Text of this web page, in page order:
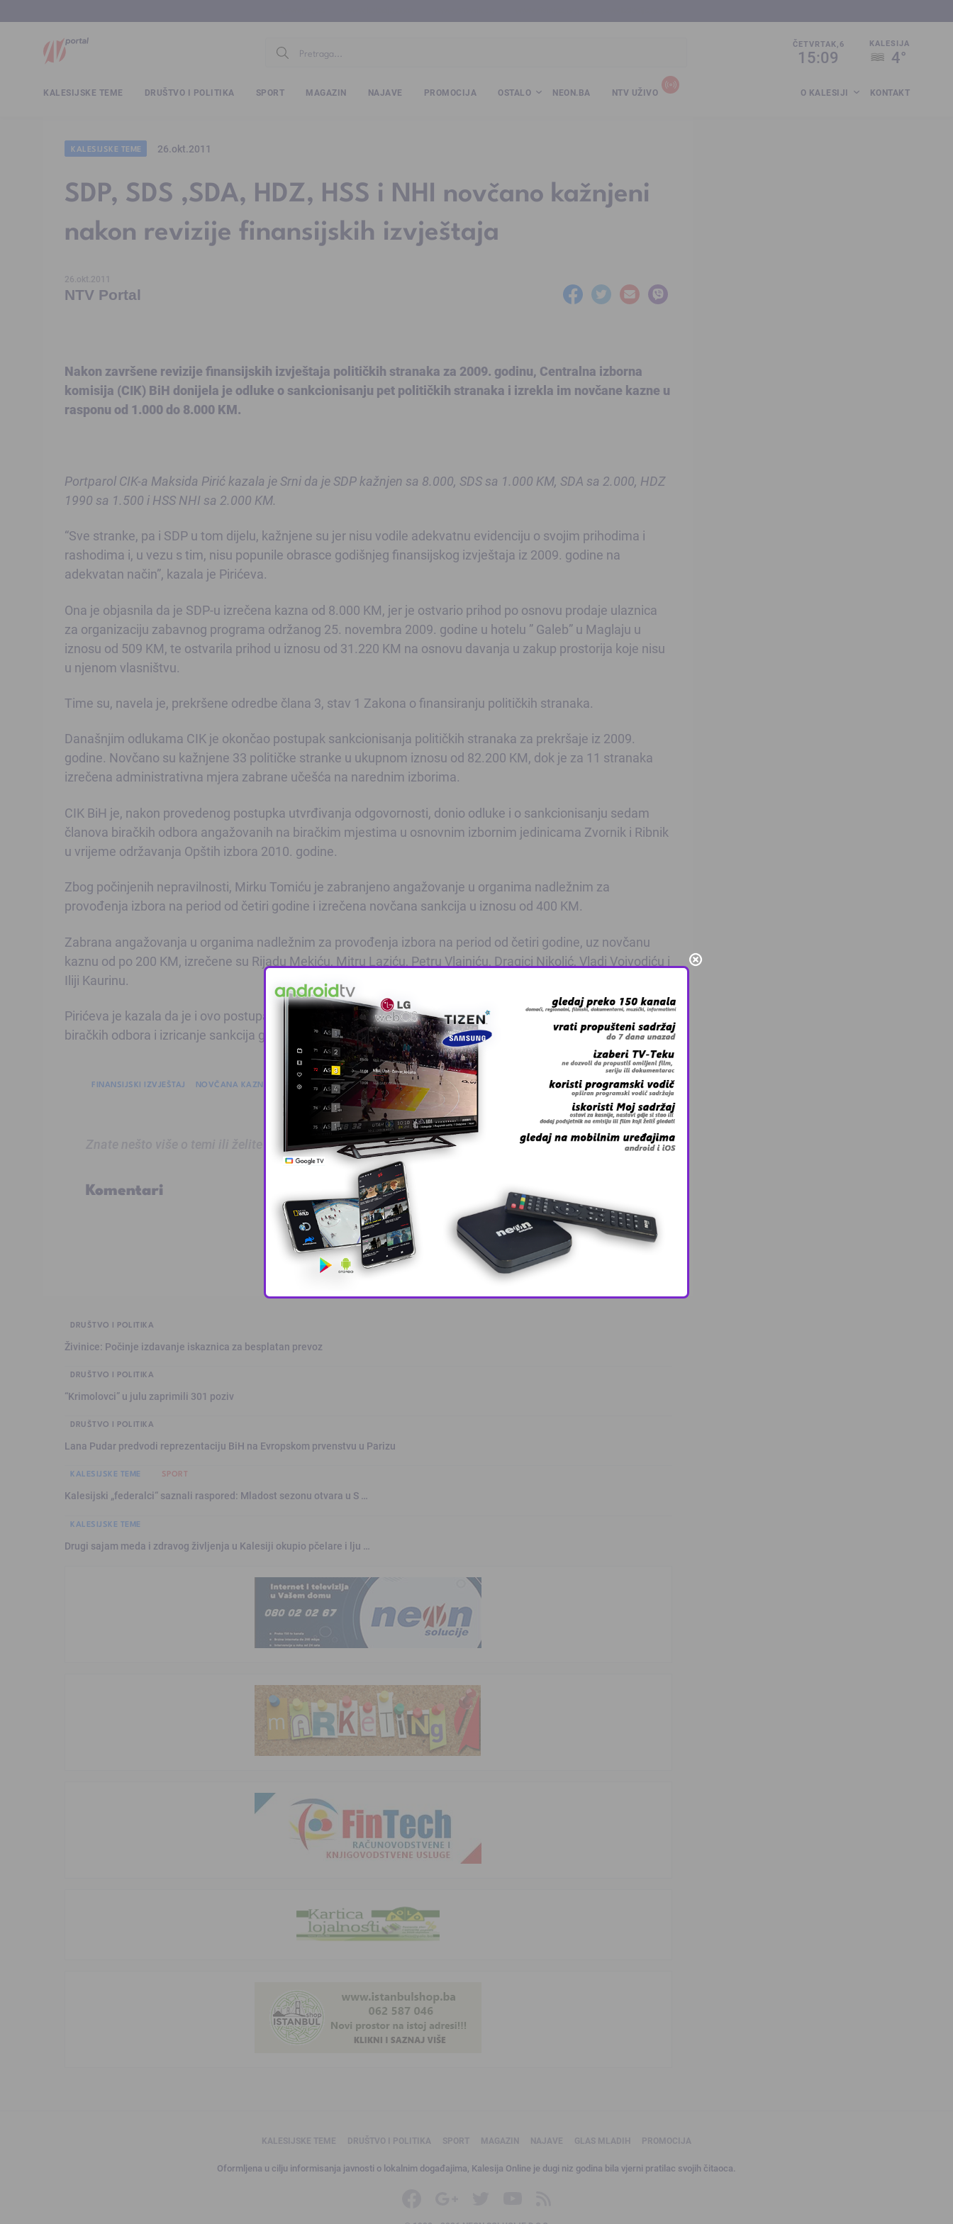
ČETVRTAK,6
15:09
KALESIJA
4°
KALESIJSKE TEME DRUŠTVO I POLITIKA SPORT MAGAZIN NAJAVE PROMOCIJA OSTALO NEON.BA NTV UŽIVO O KALESIJI KONTAKT
KALESIJSKE TEME 26.okt.2011
SDP, SDS ,SDA, HDZ, HSS i NHI novčano kažnjeni
nakon revizije finansijskih izvještaja
26.okt.2011
NTV Portal
Nakon završene revizije finansijskih izvještaja političkih stranaka za 2009. godinu, Centralna izborna
komisija (CIK) BiH donijela je odluke o sankcionisanju pet političkih stranaka i izrekla im novčane kazne u
rasponu od 1.000 do 8.000 KM.
Portparol CIK-a Maksida Pirić kazala je Srni da je SDP kažnjen sa 8.000, SDS sa 1.000 KM, SDA sa 2.000, HDZ
1990 sa 1.500 i HSS NHI sa 2.000 KM.
“Sve stranke, pa i SDP u tom dijelu, kažnjene su jer nisu vodile adekvatnu evidenciju o svojim prihodima i
rashodima i, u vezu s tim, nisu popunile obrasce godišnjeg finansijskog izvještaja iz 2009. godine na
adekvatan način”, kazala je Pirićeva.
Ona je objasnila da je SDP-u izrečena kazna od 8.000 KM, jer je ostvario prihod po osnovu prodaje ulaznica
za organizaciju zabavnog programa održanog 25. novembra 2009. godine u hotelu ” Galeb” u Maglaju u
iznosu od 509 KM, te ostvarila prihod u iznosu od 31.220 KM na osnovu davanja u zakup prostorija koje nisu
u njenom vlasništvu.
Time su, navela je, prekršene odredbe člana 3, stav 1 Zakona o finansiranju političkih stranaka.
Današnjim odlukama CIK je okončao postupak sankcionisanja političkih stranaka za prekršaje iz 2009.
godine. Novčano su kažnjene 33 političke stranke u ukupnom iznosu od 82.200 KM, dok je za 11 stranaka
izrečena administrativna mjera zabrane učešća na narednim izborima.
CIK BiH je, nakon provedenog postupka utvrđivanja odgovornosti, donio odluke i o sankcionisanju sedam
članova biračkih odbora angažovanih na biračkim mjestima u osnovnim izbornim jedinicama Zvornik i Ribnik
u vrijeme održavanja Opštih izbora 2010. godine.
Zbog počinjenih nepravilnosti, Mirku Tomiću je zabranjeno angažovanje u organima nadležnim za
provođenja izbora na period od četiri godine i izrečena novčana sankcija u iznosu od 400 KM.
Zabrana angažovanja u organima nadležnim za provođenja izbora na period od četiri godine, uz novčanu
kaznu od po 200 KM, izrečene su Rijadu Mekiću, Mitru Laziću, Petru Vlajniću, Dragici Nikolić, Vladi Vojvodiću i
Iliji Kaurinu.
Pirićeva je kazala da je i ovo postupak koji duže traje nakon opštih izbora, te da privode kraju analizu rada
biračkih odbora i izricanje sankcija gdje je CIK utvrdio nepravilnosti.
FINANSIJSKI IZVJEŠTAJ NOVČANA KAZNA REVIZIJA
Znate nešto više o temi ili želite prijaviti grešku u tekstu?
Komentari
DRUŠTVO I POLITIKA
Živinice: Počinje izdavanje iskaznica za besplatan prevoz
DRUŠTVO I POLITIKA
“Krimolovci” u julu zaprimili 301 poziv
DRUŠTVO I POLITIKA
Lana Pudar predvodi reprezentaciju BiH na Evropskom prvenstvu u Parizu
KALESIJSKE TEME SPORT
Kalesijski „federalci“ saznali raspored: Mladost sezonu otvara u S …
KALESIJSKE TEME
Drugi sajam meda i zdravog življenja u Kalesiji okupio pčelare i lju …
KALESIJSKE TEME DRUŠTVO I POLITIKA SPORT MAGAZIN NAJAVE GLAS MLADIH PROMOCIJA
Oformljena u cilju informisanja javnosti o lokalnim događajima, Kalesija Online je dugi niz godina bila vjerni pratilac svojih čitaoca.